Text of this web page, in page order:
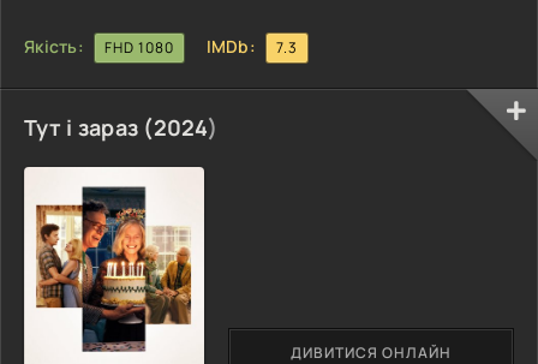
Якість: FHD 1080 IMDb: 7.3
Тут і зараз (2024)
ДИВИТИСЯ ОНЛАЙН